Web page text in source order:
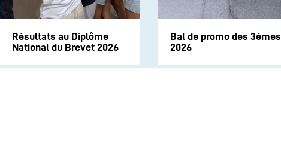
Résultats au Diplôme
National du Brevet 2026
Bal de promo des 3èmes
2026